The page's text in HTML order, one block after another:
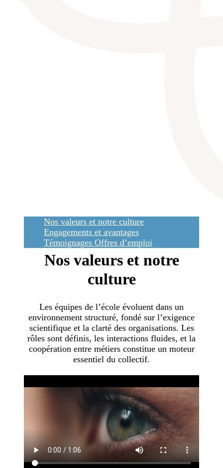
Nos valeurs et notre culture
Engagements et avantages
Témoignages Offres d’emploi
Nos valeurs et notre
culture
Les équipes de l’école évoluent dans un
environnement structuré, fondé sur l’exigence
scientifique et la clarté des organisations. Les
rôles sont définis, les interactions fluides, et la
coopération entre métiers constitue un moteur
essentiel du collectif.